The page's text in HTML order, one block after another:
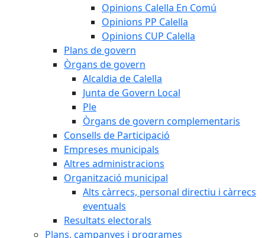
Opinions Calella En Comú
Opinions PP Calella
Opinions CUP Calella
Plans de govern
Òrgans de govern
Alcaldia de Calella
Junta de Govern Local
Ple
Òrgans de govern complementaris
Consells de Participació
Empreses municipals
Altres administracions
Organització municipal
Alts càrrecs, personal directiu i càrrecs
eventuals
Resultats electorals
Plans, campanyes i programes